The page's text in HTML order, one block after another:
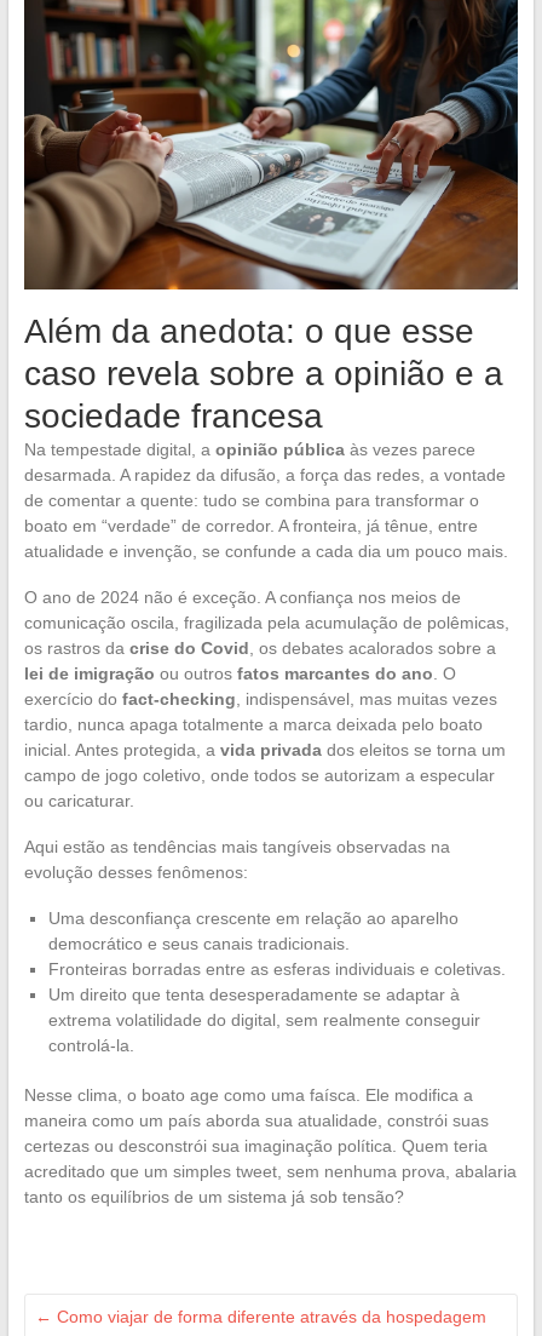
Além da anedota: o que esse
caso revela sobre a opinião e a
sociedade francesa
Na tempestade digital, a opinião públicaàs vezes parece
desarmada. A rapidez da difusão, a força das redes, a vontade
de comentar a quente: tudo se combina para transformar o
boato em “verdade” de corredor. A fronteira, já tênue, entre
atualidade e invenção, se confunde a cada dia um pouco mais.
O ano de 2024 não é exceção. A confiança nos meios de
comunicação oscila, fragilizada pela acumulação de polêmicas,
os rastros da crise do Covid , os debates acalorados sobre a
lei de imigração ou outros fatos marcantes do ano . O
exercício do fact-checking , indispensável, mas muitas vezes
tardio, nunca apaga totalmente a marca deixada pelo boato
inicial. Antes protegida, a vida privadados eleitos se torna um
campo de jogo coletivo, onde todos se autorizam a especular
ou caricaturar.
Aqui estão as tendências mais tangíveis observadas na
evolução desses fenômenos:
Uma desconfiança crescente em relação ao aparelho
democrático e seus canais tradicionais.
Fronteiras borradas entre as esferas individuais e coletivas.
Um direito que tenta desesperadamente se adaptar à
extrema volatilidade do digital, sem realmente conseguir
controlá-la.
Nesse clima, o boato age como uma faísca. Ele modifica a
maneira como um país aborda sua atualidade, constrói suas
certezas ou desconstrói sua imaginação política. Quem teria
acreditado que um simples tweet, sem nenhuma prova, abalaria
tanto os equilíbrios de um sistema já sob tensão?
← Como viajar de forma diferente através da hospedagem